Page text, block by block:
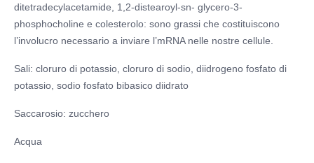
ditetradecylacetamide, 1,2-distearoyl-sn- glycero-3-
phosphocholine e colesterolo: sono grassi che costituiscono
l’involucro necessario a inviare l’mRNA nelle nostre cellule.
Sali: cloruro di potassio, cloruro di sodio, diidrogeno fosfato di
potassio, sodio fosfato bibasico diidrato
Saccarosio: zucchero
Acqua